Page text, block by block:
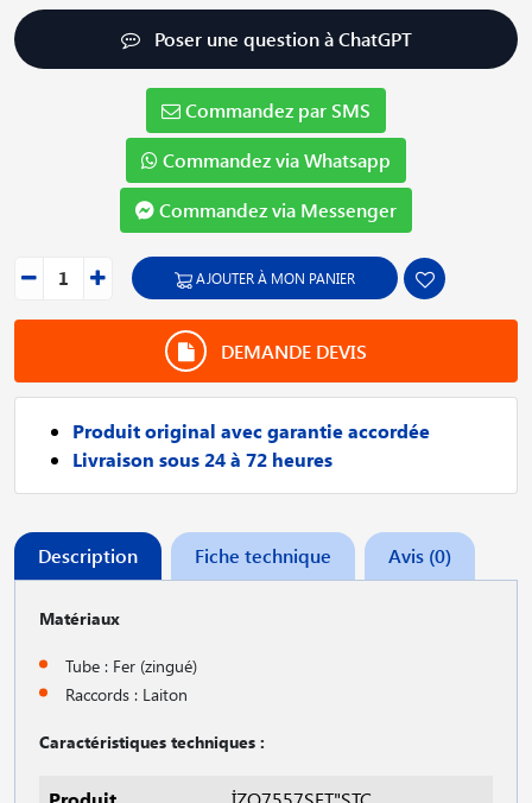
Poser une question à ChatGPT
Commandez par SMS
Commandez via Whatsapp
Commandez via Messenger
AJOUTER À MON PANIER
DEMANDE DEVIS
Produit original avec garantie accordée
Livraison sous 24 à 72 heures
Description Fiche technique Avis (0)
Matériaux
Tube : Fer (zingué)
Raccords : Laiton
Caractéristiques techniques :